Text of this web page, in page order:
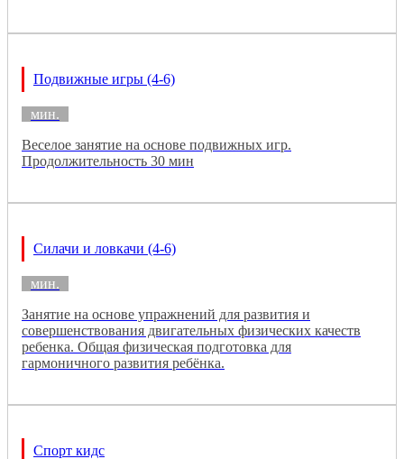
Подвижные игры (4-6)
мин.
Веселое занятие на основе подвижных игр.
Продолжительность 30 мин
Силачи и ловкачи (4-6)
мин.
Занятие на основе упражнений для развития и
совершенствования двигательных физических качеств
ребенка. Общая физическая подготовка для
гармоничного развития ребёнка.
Спорт кидс